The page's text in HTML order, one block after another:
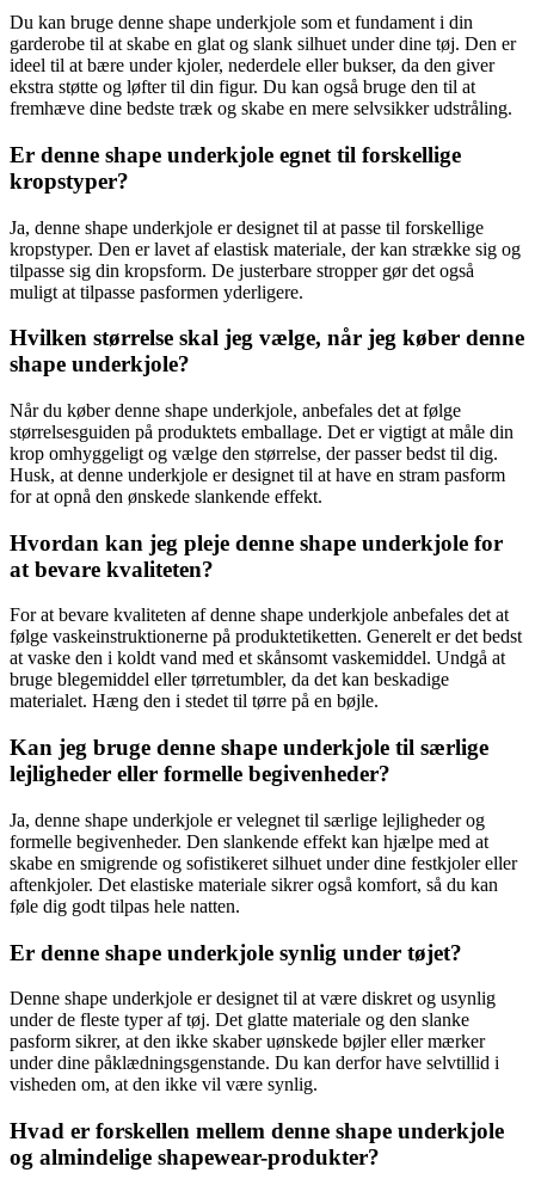
Du kan bruge denne shape underkjole som et fundament i din
garderobe til at skabe en glat og slank silhuet under dine tøj. Den er
ideel til at bære under kjoler, nederdele eller bukser, da den giver
ekstra støtte og løfter til din figur. Du kan også bruge den til at
fremhæve dine bedste træk og skabe en mere selvsikker udstråling.
Er denne shape underkjole egnet til forskellige
kropstyper?
Ja, denne shape underkjole er designet til at passe til forskellige
kropstyper. Den er lavet af elastisk materiale, der kan strække sig og
tilpasse sig din kropsform. De justerbare stropper gør det også
muligt at tilpasse pasformen yderligere.
Hvilken størrelse skal jeg vælge, når jeg køber denne
shape underkjole?
Når du køber denne shape underkjole, anbefales det at følge
størrelsesguiden på produktets emballage. Det er vigtigt at måle din
krop omhyggeligt og vælge den størrelse, der passer bedst til dig.
Husk, at denne underkjole er designet til at have en stram pasform
for at opnå den ønskede slankende effekt.
Hvordan kan jeg pleje denne shape underkjole for
at bevare kvaliteten?
For at bevare kvaliteten af denne shape underkjole anbefales det at
følge vaskeinstruktionerne på produktetiketten. Generelt er det bedst
at vaske den i koldt vand med et skånsomt vaskemiddel. Undgå at
bruge blegemiddel eller tørretumbler, da det kan beskadige
materialet. Hæng den i stedet til tørre på en bøjle.
Kan jeg bruge denne shape underkjole til særlige
lejligheder eller formelle begivenheder?
Ja, denne shape underkjole er velegnet til særlige lejligheder og
formelle begivenheder. Den slankende effekt kan hjælpe med at
skabe en smigrende og sofistikeret silhuet under dine festkjoler eller
aftenkjoler. Det elastiske materiale sikrer også komfort, så du kan
føle dig godt tilpas hele natten.
Er denne shape underkjole synlig under tøjet?
Denne shape underkjole er designet til at være diskret og usynlig
under de fleste typer af tøj. Det glatte materiale og den slanke
pasform sikrer, at den ikke skaber uønskede bøjler eller mærker
under dine påklædningsgenstande. Du kan derfor have selvtillid i
visheden om, at den ikke vil være synlig.
Hvad er forskellen mellem denne shape underkjole
og almindelige shapewear-produkter?